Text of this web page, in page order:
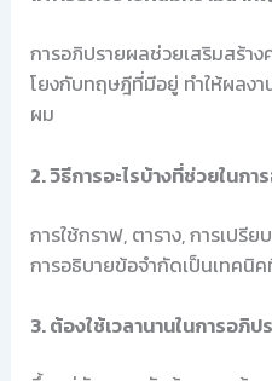
การอภิปรายผลช่วยเสริมสร้าง
โยงกับทฤษฎีที่มีอยู่ ทำให้ผลง
ผม
2. วิธีการอะไรบ้างที่ช่วยในก
การใช้กราฟ, ตาราง, การเปรี
การอธิบายข้อจำกัดเป็นเทคนิ
3. ต้องใช้เวลานานในการอภิ